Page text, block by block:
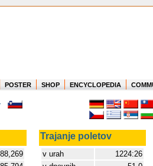
Where in the world have you flown?
How long have you been in the air?
Create your own FlightMemory and see!
POSTER SHOP ENCYCLOPEDIA
Trajanje poletov
v urah
1224:26